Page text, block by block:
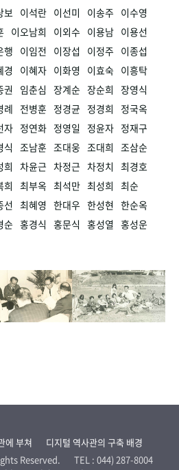
보 이석란 이선미 이송주 이수영
이오남희 이외수 이용남 이용선
행 이임전 이장섭 이정주 이종섭
경 이혜자 이화영 이효숙 이흥탁
권 임춘심 장계순 장순희 장영식
례 전병훈 정경균 정경희
정국옥
자 정연화 정영일 정윤자 정재구
식 조남훈 조대웅 조대희 조삼순
희 차윤근 차정근 차정치 최경호
희 최부옥 최석만 최성희 최순
선 최혜영 한대우 한성현 한순옥
순 홍경식 홍문식 홍성열 홍성운
에 부쳐
디지털 역사관의 구축 배경
Reserved.
TEL : 044) 287-8004